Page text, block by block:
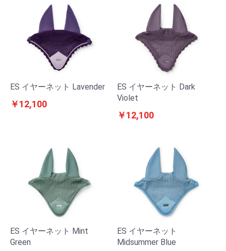
ES イヤーネット Lavender
￥12,100
ES イヤーネット Dark
Violet
￥12,100
ES イヤーネット Mint
Green
ES イヤーネット
Midsummer Blue